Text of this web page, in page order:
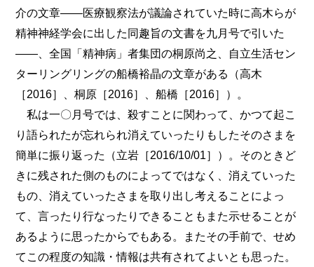
介の文章――医療観察法が議論されていた時に高木らが
精神神経学会に出した同趣旨の文書を九月号で引いた
――、全国「精神病」者集団の桐原尚之、自立生活セン
ターリングリングの船橋裕晶の文章がある（高木
［2016］、桐原［2016］、船橋［2016］）。
私は一〇月号では、殺すことに関わって、かつて起こ
り語られたが忘れられ消えていったりもしたそのさまを
簡単に振り返った（立岩［2016/10/01］）。そのときど
きに残された側のものによってではなく、消えていった
もの、消えていったさまを取り出し考えることによっ
て、言ったり行なったりできることもまた示せることが
あるように思ったからでもある。またその手前で、せめ
てこの程度の知識・情報は共有されてよいとも思った。